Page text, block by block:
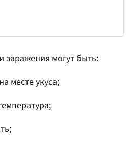
могут быть:
месте укуса;